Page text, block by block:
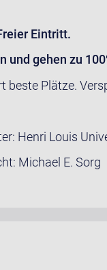
Eintritt.
gehen zu
beste Plätze.
Henri Louis
Michael E. Sorg